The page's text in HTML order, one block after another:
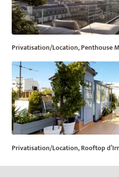
Privatisation/Location, Penthouse
Privatisation/Location, Rooftop